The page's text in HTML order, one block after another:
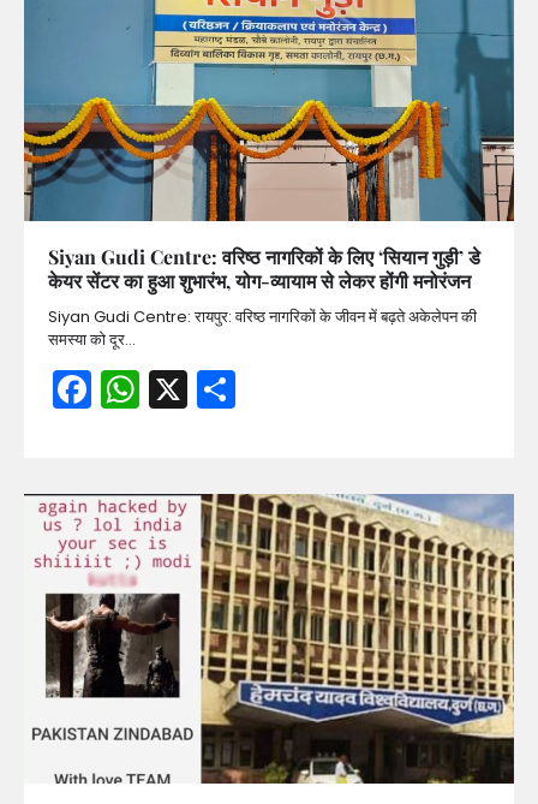
Siyan Gudi Centre: वरिष्ठ नागरिकों के लिए ‘सियान गुड़ी’ डे
केयर सेंटर का हुआ शुभारंभ, योग-व्यायाम से लेकर होंगी मनोरंजन
Siyan Gudi Centre: रायपुर: वरिष्ठ नागरिकों के जीवन में बढ़ते अकेलेपन की
समस्या को दूर…
Facebook
WhatsApp
X